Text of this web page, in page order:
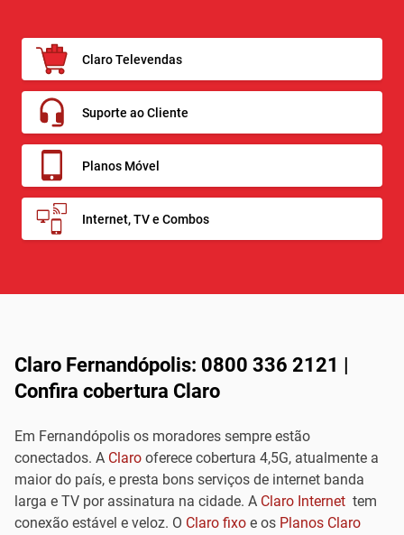
Claro Televendas
Suporte ao Cliente
Planos Móvel
Internet, TV e Combos
Claro Fernandópolis: 0800 336 2121 |
Confira cobertura Claro
Em Fernandópolis os moradores sempre estão
conectados. A Claro oferece cobertura 4,5G, atualmente a
maior do país, e presta bons serviços de internet banda
larga e TV por assinatura na cidade. A Claro Internet tem
conexão estável e veloz. O Claro fixo e os Planos Claro